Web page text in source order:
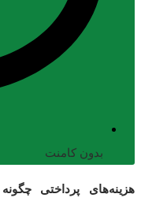
بدون کامنت
هزینه‌های پرداختی